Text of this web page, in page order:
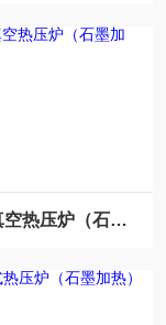
P系列真空热压炉（石墨加热）